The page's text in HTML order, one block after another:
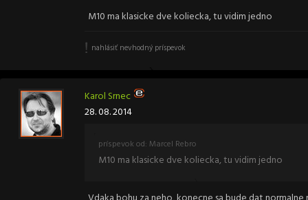
M10 ma klasicke dve koliecka, tu vidim jedno
nahlásiť nevhodný príspevok
Karol Srnec
28. 08. 2014
príspevok od: Marcel Rebro
M10 ma klasicke dve koliecka, tu vidim jedno